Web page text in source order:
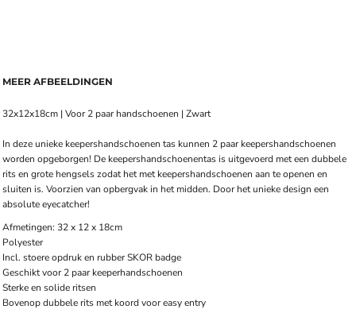
MEER AFBEELDINGEN
32x12x18cm | Voor 2 paar handschoenen | Zwart
In deze unieke keepershandschoenen tas kunnen 2 paar keepershandschoenen
worden opgeborgen! De keepershandschoenentas is uitgevoerd met een dubbele
rits en grote hengsels zodat het met keepershandschoenen aan te openen en
sluiten is. Voorzien van opbergvak in het midden. Door het unieke design een
absolute eyecatcher!
Afmetingen: 32 x 12 x 18cm
Polyester
Incl. stoere opdruk en rubber SKOR badge
Geschikt voor 2 paar keeperhandschoenen
Sterke en solide ritsen
Bovenop dubbele rits met koord voor easy entry